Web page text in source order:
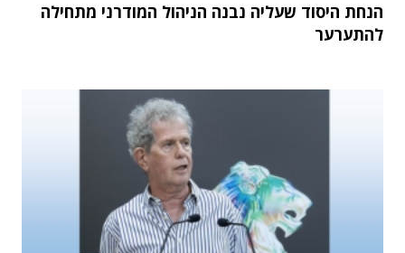
הנחת היסוד שעליה נבנה הניהול המודרני מתחילה
להתערער